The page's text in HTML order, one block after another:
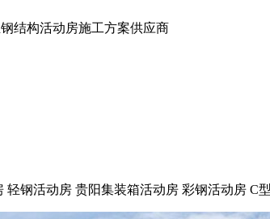
结构活动房施工方案供应商
轻钢活动房 贵阳集装箱活动房 彩钢活动房 C